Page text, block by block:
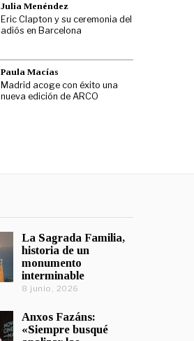
Julia Menéndez
Eric Clapton y su ceremonia del
adiós en Barcelona
Paula Macías
Madrid acoge con éxito una
nueva edición de ARCO
La Sagrada Familia,
historia de un
monumento
interminable
8 junio, 2026
Anxos Fazáns:
«Siempre busqué